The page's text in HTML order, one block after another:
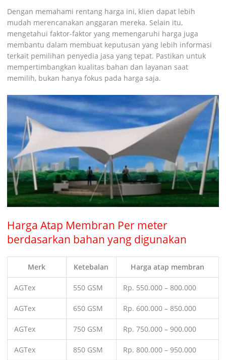
Dengan memahami rentang harga ini, klien dapat lebih
mudah merencanakan anggaran mereka. Selain itu,
mengetahui faktor-faktor yang memengaruhi harga juga
membantu dalam membuat keputusan yang lebih informasi
terkait pemilihan penyedia jasa yang tepat. Pastikan untuk
mempertimbangkan kualitas bahan dan layanan saat
memilih, bukan hanya fokus pada harga saja.
Harga Atap Membran Per meter
berdasarkan bahan yang digunakan
Merk Ketebalan Harga atap membran
AGTex 550 GSM Rp. 550.000 – 800.000
AGTex 650 GSM Rp. 600.000 – 850.000
AGTex 750 GSM Rp. 750.000 – 900.000
AGTex 850 GSM Rp. 800.000 – 950.000